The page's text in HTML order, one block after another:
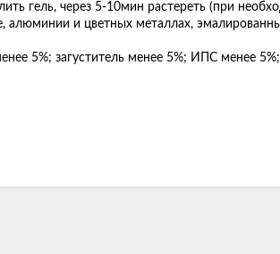
гель, через 5-10мин растереть (при
алюминии и цветных металлах,
5%; загуститель менее 5%; ИПС менее